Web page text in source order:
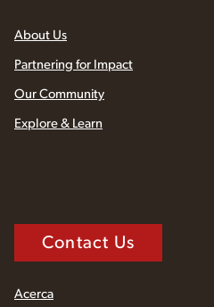
About Us
Partnering for Impact
Our Community
Explore & Learn
Contact Us
Acerca